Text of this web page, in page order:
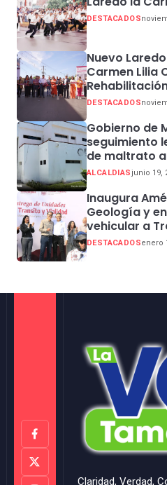
DESTACADOS
Nuevo
Carmen Lilia
Sector
DESTACADOS
Gobierno de
seguimiento
de maltrato
ALCALDIASjunio 19,
Inaugura
Geología y
vehicular a
Madero
DESTACADOSenero
Claridad, Verdad,